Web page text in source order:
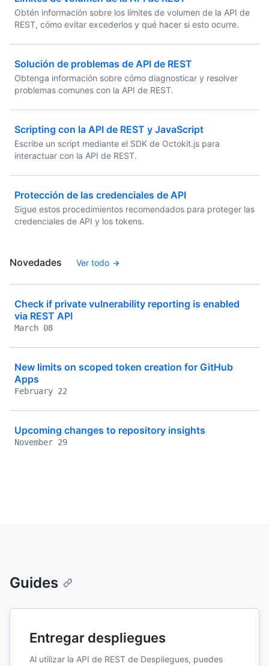
Obtén información sobre los límites de volumen de la API de
REST, cómo evitar excederlos y qué hacer si esto ocurre.
Solución de problemas de API de REST
Obtenga información sobre cómo diagnosticar y resolver
problemas comunes con la API de REST.
Scripting con la API de REST y JavaScript
Escribe un script mediante el SDK de Octokit.js para
interactuar con la API de REST.
Protección de las credenciales de API
Sigue estos procedimientos recomendados para proteger las
credenciales de API y los tokens.
Novedades Ver todo
Check if private vulnerability reporting is enabled
via REST API
March 08
New limits on scoped token creation for GitHub
Apps
February 22
Upcoming changes to repository insights
November 29
Guides
Entregar despliegues
Al utilizar la API de REST de Despliegues, puedes